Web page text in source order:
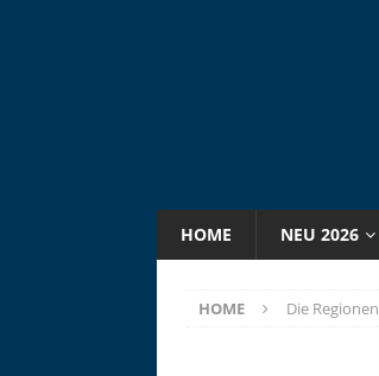
HOME NEU 2026
HOME Die Regionen